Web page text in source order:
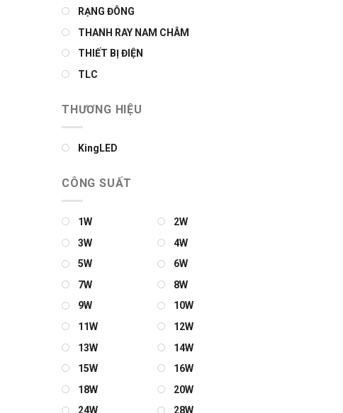
RẠNG ĐÔNG
THANH RAY NAM CHÂM
THIẾT BỊ ĐIỆN
TLC
THƯƠNG HIỆU
KingLED
CÔNG SUẤT
1W
2W
3W
4W
5W
6W
7W
8W
9W
10W
11W
12W
13W
14W
15W
16W
18W
20W
24W
28W